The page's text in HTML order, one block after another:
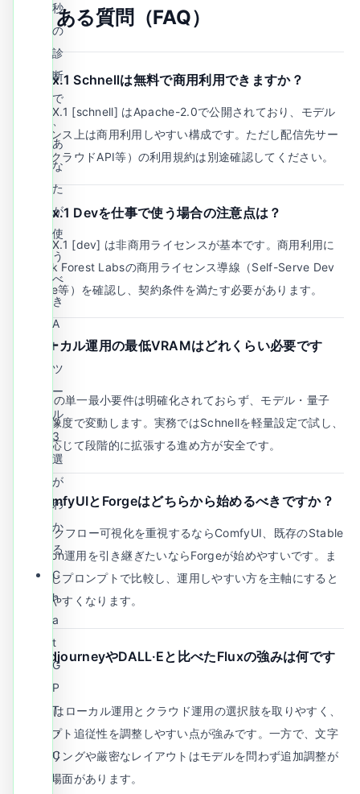
よくある質問（FAQ）
Flux.1 Schnellは無料で商用利用できますか？
FLUX.1 [schnell] はApache-2.0で公開されており、モデル
ライセンス上は商用利用しやすい構成です。ただし配信先サー
ビス（クラウドAPI等）の利用規約は別途確認してください。
Flux.1 Devを仕事で使う場合の注意点は？
FLUX.1 [dev] は非商用ライセンスが基本です。商用利用に
はBlack Forest Labsの商用ライセンス導線（Self-Serve Dev
License等）を確認し、契約条件を満たす必要があります。
ローカル運用の最低VRAMはどれくらい必要です
公式の単一最小要件は明確化されておらず、モデル・量子
化・解像度で変動します。実務ではSchnellを軽量設定で試し、
必要に応じて段階的に拡張する進め方が安全です。
ComfyUIとForgeはどちらから始めるべきですか？
ワークフロー可視化を重視するならComfyUI、既存のStable
Diffusion運用を引き継ぎたいならForgeが始めやすいです。ま
ずは同じプロンプトで比較し、運用しやすい方を主軸にすると
定着しやすくなります。
MidjourneyやDALL·Eと比べたFluxの強みは何です
Fluxはローカル運用とクラウド運用の選択肢を取りやすく、
プロンプト追従性を調整しやすい点が強みです。一方で、文字
レンダリングや厳密なレイアウトはモデルを問わず追加調整が
必要な場面があります。
秒
の
診
断
で
、
あ
な
た
が
使
う
べ
き
A
I
ツ
ー
ル
3
選
が
わ
か
る
C
h
a
t
G
P
T
・
C
l